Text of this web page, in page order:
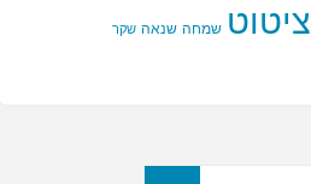
ציטוט שמחה שנאה שקר